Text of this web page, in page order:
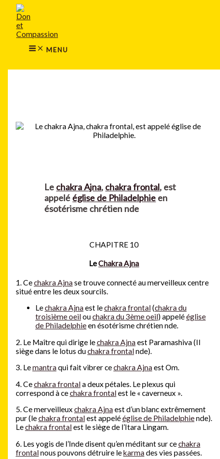
Aller
contenu
MENU
Le chakra Ajna, chakra frontal, est
appelé église de Philadelphie en
ésotérisme chrétien nde
CHAPITRE 10
LeChakra Ajna
1. Cechakra Ajnase trouve connecté au merveilleux centre
situé entre les deux sourcils.
Lechakra Ajnaest lechakra frontal(chakra du
troisième oeilouchakra du 3ème oeil) appelééglise
de Philadelphieen ésotérisme chrétien nde.
2. Le Maître qui dirige lechakra Ajnaest Paramashiva (Il
siège dans le lotus duchakra frontalnde).
3. Lemantraqui fait vibrer cechakra Ajnaest Om.
4. Cechakra frontala deux pétales. Le plexus qui
correspond à cechakra frontalest le « caverneux ».
5. Ce merveilleuxchakra Ajnaest d’un blanc extrêmement
pur (lechakra frontalest appelééglise de Philadelphiende).
Lechakra frontalest le siège de l’Itara Lingam.
6. Les yogis de l’Inde disent qu’en méditant sur cechakra
frontalnous pouvons détruire lekarmades vies passées.